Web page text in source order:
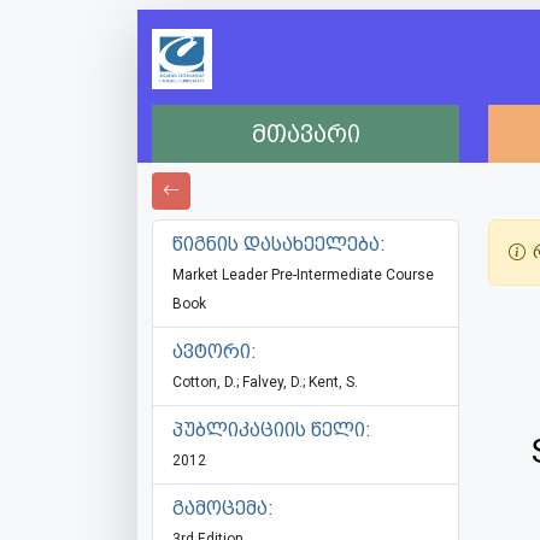
მთავარი
წიგნის დასახეელება:
Market Leader Pre-Intermediate Course
Book
ავტორი:
Cotton, D.; Falvey, D.; Kent, S.
პუბლიკაციის წელი:
2012
გამოცემა: